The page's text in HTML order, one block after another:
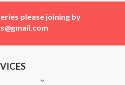
please joining by